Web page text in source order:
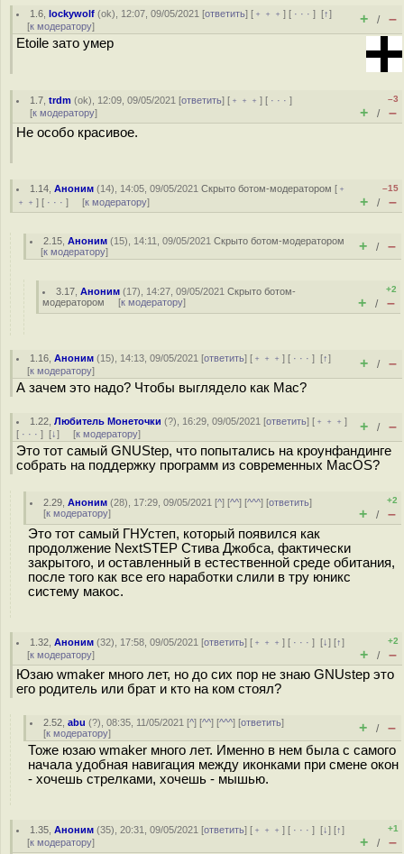
1.6 ,lockywolf (ok), 12:07, 09/05/2021 [ответить] [ ﹢﹢﹢] [ · · ·][↑]
[к модератору] + / –
Etoile зато умер
1.7 ,trdm (ok), 12:09, 09/05/2021 [ответить] [ ﹢﹢﹢] [ · · ·]
[к модератору]
–3
+ / –
Не особо красивое.
1.14 ,Аноним (14), 14:05, 09/05/2021Скрыто ботом-модератором [ ﹢
﹢﹢ ] [ · · · ] [к модератору]
–15
+ / –
2.15 ,Аноним (15), 14:11, 09/05/2021Скрыто ботом-модератором
[к модератору] + / –
3.17 ,Аноним (17), 14:27, 09/05/2021Скрыто ботом-
модератором [к модератору]
+2
+ / –
1.16 ,Аноним (15), 14:13, 09/05/2021 [ответить] [ ﹢﹢﹢] [ · · ·][↑]
[к модератору] + / –
А зачем это надо? Чтобы выглядело как Mac?
1.22 ,Любитель Монеточки (?), 16:29, 09/05/2021 [ответить] [ ﹢﹢﹢]
[ · · · ] [↓] [к модератору] + / –
Это тот самый GNUStep, что попытались на кроунфандинге
собрать на поддержку программ из современных MacOS?
2.29 ,Аноним (28), 17:29, 09/05/2021 [^] [^^] [^^^] [ответить]
[к модератору]
+2
+ / –
Это тот самый ГНУстеп, который появился как
продолжение NextSTEP Стива Джобса, фактически
закрытого, и оставленный в естественной среде обитания,
после того как все его наработки слили в тру юникс
систему макос.
1.32 ,Аноним (32), 17:58, 09/05/2021 [ответить] [ ﹢﹢﹢] [ · · ·][↓] [↑]
[к модератору]
+2
+ / –
Юзаю wmaker много лет, но до сих пор не знаю GNUstep это
его родитель или брат и кто на ком стоял?
2.52 ,abu (?), 08:35, 11/05/2021 [^] [^^] [^^^] [ответить]
[к модератору] + / –
Тоже юзаю wmaker много лет. Именно в нем была с самого
начала удобная навигация между иконками при смене окон
- хочешь стрелками, хочешь - мышью.
1.35 ,Аноним (35), 20:31, 09/05/2021 [ответить] [ ﹢﹢﹢] [ · · ·][↓] [↑]
[к модератору]
+1
+ / –